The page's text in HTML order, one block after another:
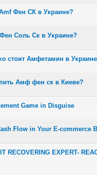
Фен СК в Украине?
in Average
45
Соль Ск в Украине?
in Average
345
стоит Амфетамин в
in Average
4 5
Амф фен ск в Киеве?
in Average
34 5
Game in Disguise
in Average
45
Flow in Your E-commerce
in Average
45
RECOVERING EXPERT-
Average